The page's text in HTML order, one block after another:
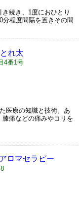
続き、1度におひとり
程度間隔を置きその間
れ太
4番1号
医療の知識と技術。あ
痛などの痛みやコリを
ロマセラピー